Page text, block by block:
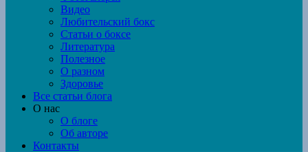
Видео
Любительский бокс
Статьи о боксе
Литература
Полезное
О разном
Здоровье
Все статьи блога
О нас
О блоге
Об авторе
Контакты